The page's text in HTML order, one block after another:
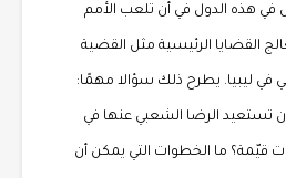
في هذه الدول في أن تلعب الأمم
القضايا الرئيسية مثل القضية
في ليبيا. يطرح ذلك سؤالا مهمًا:
تستعيد الرضا الشعبي عنها في
قيّمة؟ ما الخطوات التي يمكن أن